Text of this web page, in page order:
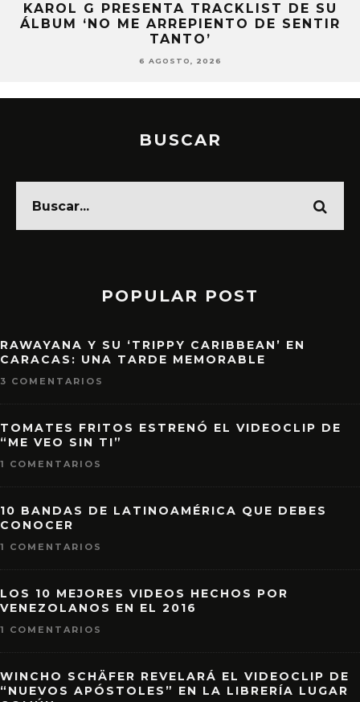
KAROL G PRESENTA TRACKLIST DE SU
ÁLBUM ‘NO ME ARREPIENTO DE SENTIR
TANTO’
6 AGOSTO, 2026
BUSCAR
POPULAR POST
RAWAYANA Y SU ‘TRIPPY CARIBBEAN’ EN
CARACAS: UNA TARDE MEMORABLE
3 COMENTARIOS
TOMATES FRITOS ESTRENÓ EL VIDEOCLIP DE
“ME VEO SIN TI”
1 COMENTARIOS
10 BANDAS DE LATINOAMÉRICA QUE DEBES
CONOCER
1 COMENTARIOS
LOS 10 MEJORES VIDEOS HECHOS POR
VENEZOLANOS EN EL 2016
1 COMENTARIOS
WINCHO SCHÄFER REVELARÁ EL VIDEOCLIP DE
“NUEVOS APÓSTOLES” EN LA LIBRERÍA LUGAR